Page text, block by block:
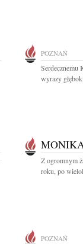
POZNAŃ
Serdecznemu
wyrazy
Z ogromnym
roku, po
POZNAŃ